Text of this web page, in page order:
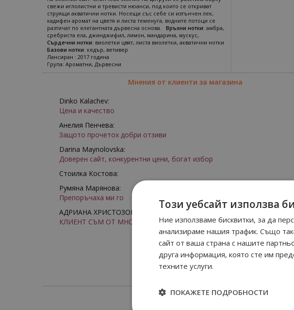
свежи иглолистни и тревисти нюанси, под които се откриват
струящи акватични нотки. Носещи със себе си изтънчен лек,
кадифен аромат на цветя и листа теменуга, водните потоци се
разтичат по елегантната дървесна основа. Връхни нотки: амбра,
сребриста ела, джинджифил, лимон, мандарина, мускус,
Сърдечни нотки: виолетки цвят, листа виолетки, акватични нотки
Базови нотки: кедър, ветивер
Лансиран : 2017 година
Група: Ароматни, Дървесни
Мнения от клиенти за магазина
Dinko Kalachev:
Цена и качество
Анелия Пенчева:
Защото прочетох добри отзиви
Darina Maynolovska:
Доверен сайт, конкурентни цени, богат избор
Стоилка Костова:
Румяна Марянова:
Препоръчаха ми го
АДРИАНА ХРИСТОЗОВА:
КЛИЕНТ СЪМ ОТ МНОГО ГОДИНИ
Още от
Този уебсайт използва
Ние използваме бисквитки, за да
анализираме нашия трафик. Също
сайт от ваша страна с нашите
друга информация, която сте им
техните услуги.
ПОКАЖЕТЕ ПОДРОБНОСТИ